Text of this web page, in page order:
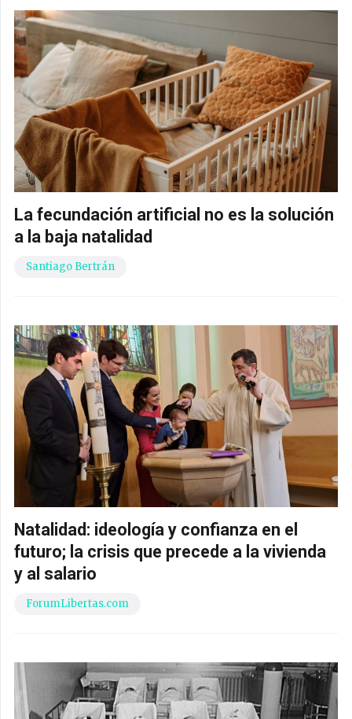
La fecundación artificial no es la solución
a la baja natalidad
Santiago Bertrán
Natalidad: ideología y confianza en el
futuro; la crisis que precede a la vivienda
y al salario
ForumLibertas.com